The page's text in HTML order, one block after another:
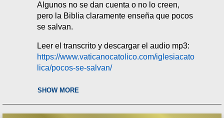
Algunos no se dan cuenta o no lo creen,
pero la Biblia claramente enseña que pocos
se salvan.
Leer el transcrito y descargar el audio mp3:
https://www.vaticanocatolico.com/iglesiacato
lica/pocos-se-salvan/
SHOW MORE